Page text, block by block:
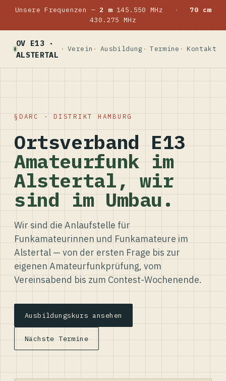
Unsere Frequenzen — 2 m145.550 MHz ·
70 cm
430.275 MHz
OV E13 ·
ALSTERTAL
Verein Ausbildung Termine Kontakt
DARC · DISTRIKT HAMBURG
Ortsverband E13
Amateurfunk im
Alstertal, wir
sind im Umbau.
Wir sind die Anlaufstelle für
Funkamateurinnen und Funkamateure im
Alstertal — von der ersten Frage bis zur
eigenen Amateurfunkprüfung, vom
Vereinsabend bis zum Contest-Wochenende.
Ausbildungskurs ansehen
Nächste Termine